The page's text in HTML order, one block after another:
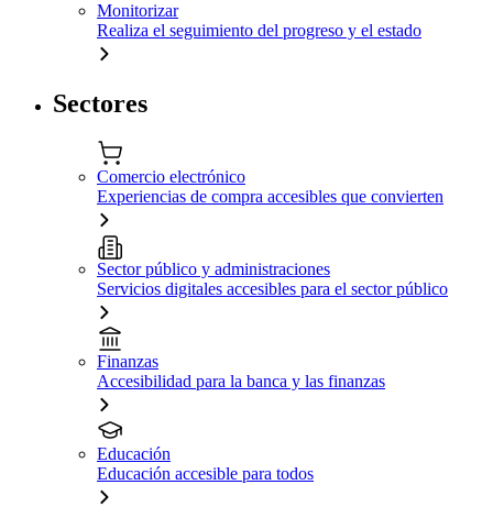
Monitorizar
Realiza el seguimiento del progreso y el estado
Sectores
Comercio electrónico
Experiencias de compra accesibles que convierten
Sector público y administraciones
Servicios digitales accesibles para el sector público
Finanzas
Accesibilidad para la banca y las finanzas
Educación
Educación accesible para todos